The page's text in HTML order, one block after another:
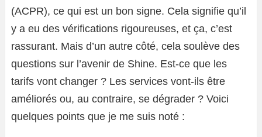
(ACPR), ce qui est un bon signe. Cela signifie qu’il
y a eu des vérifications rigoureuses, et ça, c’est
rassurant. Mais d’un autre côté, cela soulève des
questions sur l’avenir de Shine. Est-ce que les
tarifs vont changer ? Les services vont-ils être
améliorés ou, au contraire, se dégrader ? Voici
quelques points que je me suis noté :